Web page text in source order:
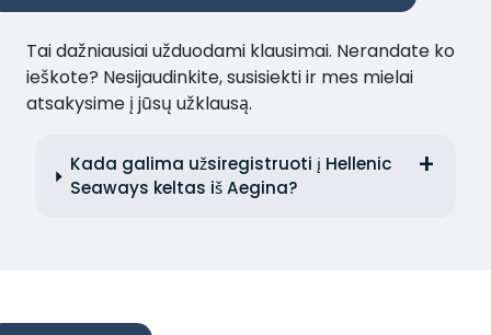
Tai dažniausiai užduodami klausimai. Nerandate ko
ieškote? Nesijaudinkite, susisiekti ir mes mielai
atsakysime į jūsų užklausą.
Kada galima užsiregistruoti į Hellenic
Seaways keltas iš Aegina?